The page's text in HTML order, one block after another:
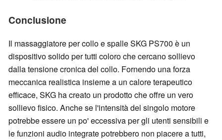
Conclusione
Il massaggiatore per collo e spalle SKG PS700 è un
dispositivo solido per tutti coloro che cercano sollievo
dalla tensione cronica del collo. Fornendo una forza
meccanica realistica insieme a un calore terapeutico
efficace, SKG ha creato un prodotto che offre un vero
sollievo fisico. Anche se l'intensità del singolo motore
potrebbe essere un po' eccessiva per gli utenti sensibili e
le funzioni audio integrate potrebbero non piacere a tutti,